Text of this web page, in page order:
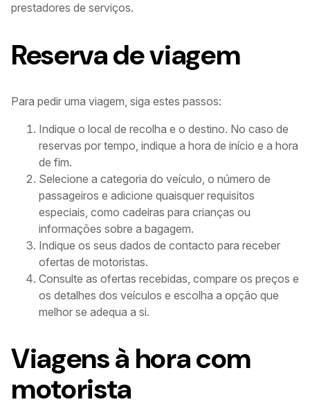
prestadores de serviços.
Reserva de viagem
Para pedir uma viagem, siga estes passos:
Indique o local de recolha e o destino. No caso de
reservas por tempo, indique a hora de início e a hora
de fim.
Selecione a categoria do veículo, o número de
passageiros e adicione quaisquer requisitos
especiais, como cadeiras para crianças ou
informações sobre a bagagem.
Indique os seus dados de contacto para receber
ofertas de motoristas.
Consulte as ofertas recebidas, compare os preços e
os detalhes dos veículos e escolha a opção que
melhor se adequa a si.
Viagens à hora com
motorista